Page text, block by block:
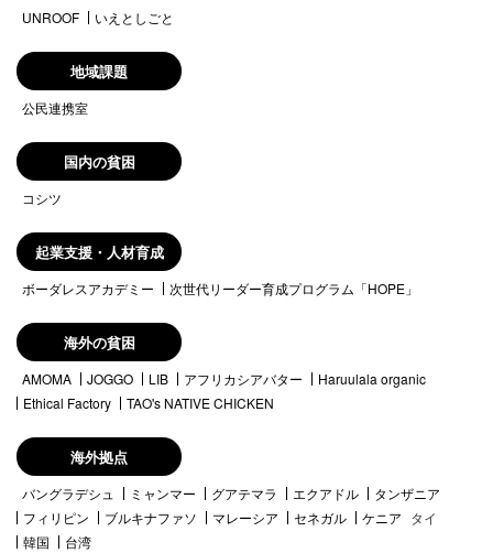
UNROOF いえとしごと
地域課題
公民連携室
国内の貧困
コシツ
起業支援・人材育成
ボーダレスアカデミー 次世代リーダー育成プログラム「HOPE」
海外の貧困
AMOMA JOGGO LIB アフリカシアバター
Haruulala organic
Ethical Factory
TAO's NATIVE CHICKEN
海外拠点
バングラデシュ ミャンマー グアテマラ エクアドル
タンザニア
フィリピン
ブルキナファソ マレーシア セネガル ケニア タイ
韓国
台湾